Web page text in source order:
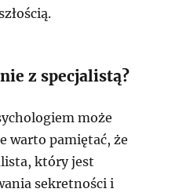
z specjalistą?
może
warto pamiętać, że
który jest
sekretności i